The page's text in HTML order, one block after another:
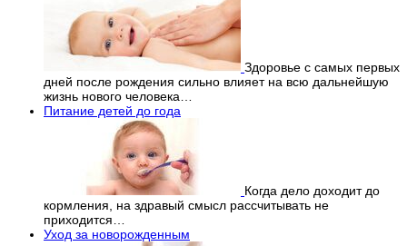
Здоровье с самых первых
дней после рождения сильно влияет на всю дальнейшую
жизнь нового человека…
Питание детей до года
Когда дело доходит до
кормления, на здравый смысл рассчитывать не
приходится…
Уход за новорожденным